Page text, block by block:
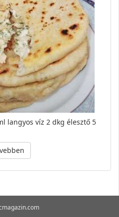
langyos víz 2 dkg élesztő 5